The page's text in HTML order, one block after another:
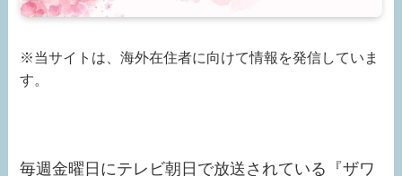
※当サイトは、海外在住者に向けて情報を発信していま
す。
毎週金曜日にテレビ朝日で放送されている『ザワ